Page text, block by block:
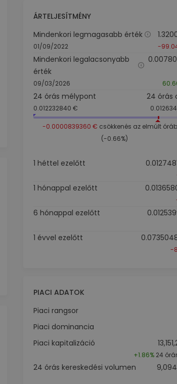
ÁRTELJESÍTMÉNY
Mindenkori legmagasabb érték
01/09/2022 -
Mindenkori legalacsonyabb
érték
09/03/2026
24 órás mélypont
0.012232840 €
24 órás
-0.0000839360 € csökkenés az elmúlt
(-0.66%)
1 héttel ezelőtt
1 hónappal ezelőtt
6 hónappal ezelőtt
1 évvel ezelőtt
-
PIACI ADATOK
Piaci rangsor
Piaci dominancia
Piaci kapitalizáció
+1.86%24
24 órás kereskedési volumen